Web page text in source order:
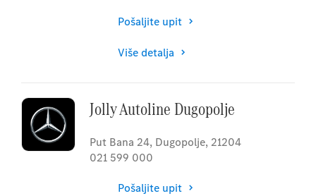
Pošaljite upit
Više detalja
Jolly Autoline Dugopolje
Put Bana 24, Dugopolje, 21204
021 599 000
Pošaljite upit